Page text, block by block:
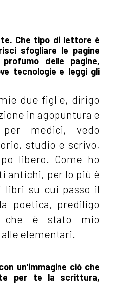
te. Che tipo di lettore è
sfogliare le pagine
delle pagine,
tecnologie e leggi gli
due figlie, dirigo
in agopuntura e
medici, vedo
studio e scrivo,
libero. Come ho
antichi, per lo più è
libri su cui passo il
poetica, prediligo
che è stato mio
elementari.
un'immagine ciò che
per te la scrittura,